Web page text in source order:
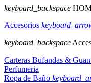
keyboard_backspace
Accesorios
keyboard_backspace
Carteras Bufandas &
Perfumeria
Ropa de Baño